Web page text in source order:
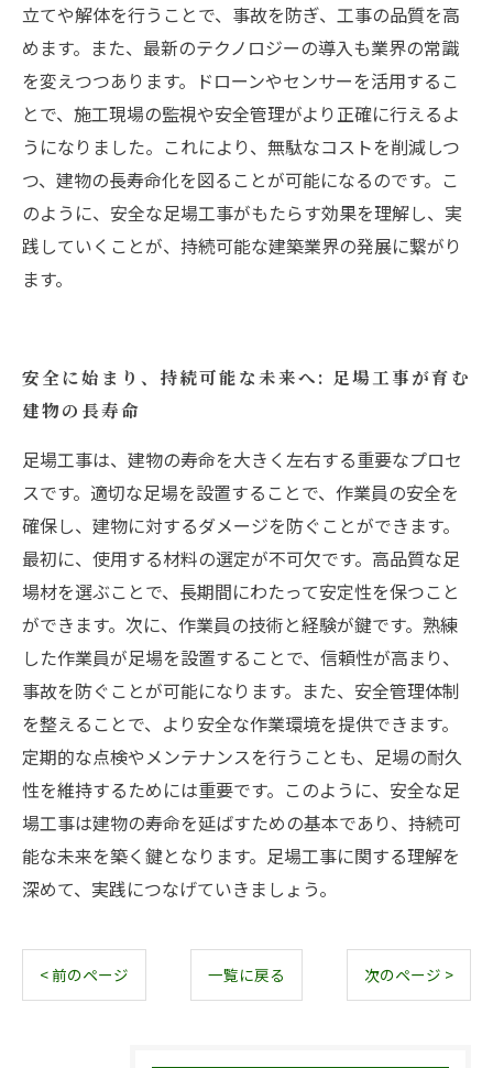
立てや解体を行うことで、事故を防ぎ、工事の品質を高
めます。また、最新のテクノロジーの導入も業界の常識
を変えつつあります。ドローンやセンサーを活用するこ
とで、施工現場の監視や安全管理がより正確に行えるよ
うになりました。これにより、無駄なコストを削減しつ
つ、建物の長寿命化を図ることが可能になるのです。こ
のように、安全な足場工事がもたらす効果を理解し、実
践していくことが、持続可能な建築業界の発展に繋がり
ます。
安全に始まり、持続可能な未来へ: 足場工事が育む
建物の長寿命
足場工事は、建物の寿命を大きく左右する重要なプロセ
スです。適切な足場を設置することで、作業員の安全を
確保し、建物に対するダメージを防ぐことができます。
最初に、使用する材料の選定が不可欠です。高品質な足
場材を選ぶことで、長期間にわたって安定性を保つこと
ができます。次に、作業員の技術と経験が鍵です。熟練
した作業員が足場を設置することで、信頼性が高まり、
事故を防ぐことが可能になります。また、安全管理体制
を整えることで、より安全な作業環境を提供できます。
定期的な点検やメンテナンスを行うことも、足場の耐久
性を維持するためには重要です。このように、安全な足
場工事は建物の寿命を延ばすための基本であり、持続可
能な未来を築く鍵となります。足場工事に関する理解を
深めて、実践につなげていきましょう。
< 前のページ 一覧に戻る 次のページ >